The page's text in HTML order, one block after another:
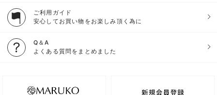
ご利用ガイド
安心してお買い物をお楽しみ頂く為に
Q＆A
よくある質問をまとめました